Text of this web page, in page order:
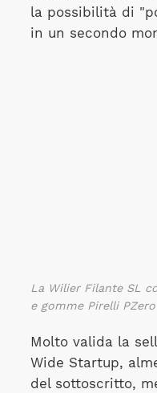
la possibilità di
in un secondo
La Wilier Filante SL
e gomme Pirelli
Molto valida la
Wide Startup,
del sottoscritto,